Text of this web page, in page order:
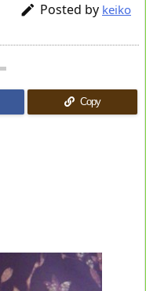
 Posted by keiko
Copy